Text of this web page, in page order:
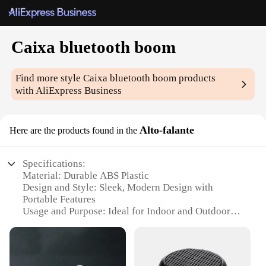
Caixa bluetooth boom
Find more styleCaixa bluetooth boom products
with AliExpress Business
Here are the products found in the Alto-falante
Specifications:
Material: Durable ABS Plastic
Design and Style: Sleek, Modern Design with
Portable Features
Usage and Purpose: Ideal for Indoor and Outdoor
Performance and Property: High-Quality Bluetooth
Connectivity and Powerful Sound Output
Parts and Accessories: Includes a Built-in